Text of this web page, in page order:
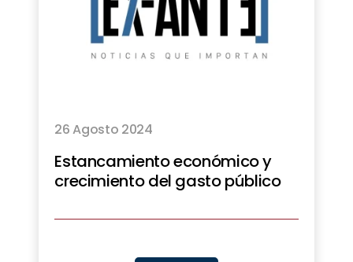
26 Agosto 2024
Estancamiento económico y
crecimiento del gasto público